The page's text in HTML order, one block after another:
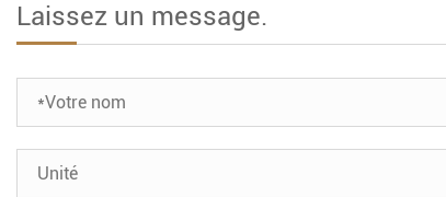
Laissez un message.